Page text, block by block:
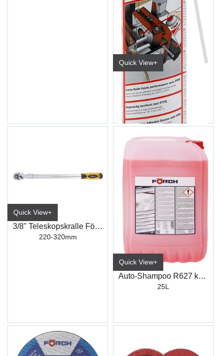
Quick View+
6506 5581
Quick View+
3/8" Teleskopskralle Förch
220-320mm
Quick View+
Auto-Shampoo R627 konsentrat
25L